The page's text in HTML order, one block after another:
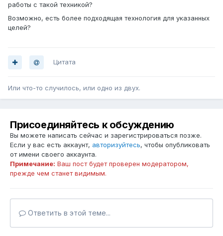
работы с такой техникой?
Возможно, есть более подходящая технология для указанных
целей?
Цитата
Или что-то случилось, или одно из двух.
Присоединяйтесь к обсуждению
Вы можете написать сейчас и зарегистрироваться позже.
Если у вас есть аккаунт, авторизуйтесь, чтобы опубликовать
от имени своего аккаунта.
Примечание: Ваш пост будет проверен модератором,
прежде чем станет видимым.
Ответить в этой теме...